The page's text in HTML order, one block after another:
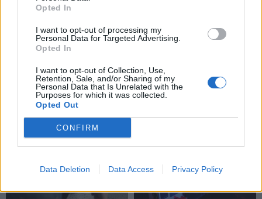
Opted In
I want to opt-out of processing my
Personal Data for Targeted Advertising.
Opted In
I want to opt-out of Collection, Use,
Retention, Sale, and/or Sharing of my
Personal Data that Is Unrelated with the
Purposes for which it was collected.
Opted Out
CONFIRM
Data Deletion Data Access Privacy Policy
Kriminalai
Dviem Klaipėdos
gimnazistams už kanapių
pagrobimą ir platinimą –
lygtinis laisvės atėmimas
Kriminalai
sankryžą įlėkė „ant
rankinio“: vilkiko
puspriekabės ratai pakilo